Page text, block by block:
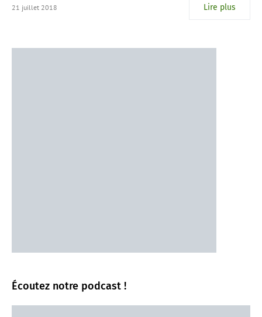
21 juillet 2018 Lire plus
Écoutez notre podcast !